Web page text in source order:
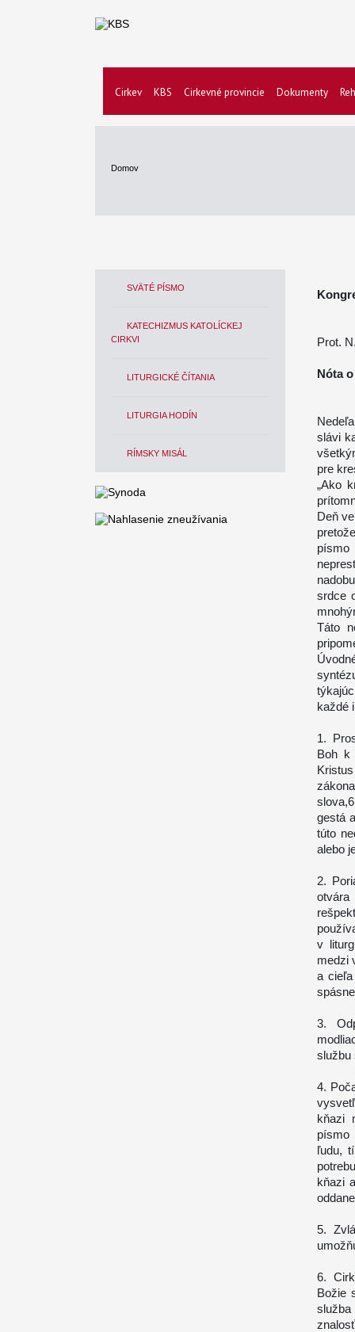
Cirkev KBS Cirkevné provincie Dokumenty
Domov
SVÄTÉ PÍSMO
KATECHIZMUS KATOLÍCKEJ
CIRKVI
LITURGICKÉ ČÍTANIA
LITURGIA HODÍN
RÍMSKY MISÁL
Prot.
Nóta
slávi
pre
„Ako
Deň
srdce
Táto
každé
1.
Boh k
gestá
túto
alebo
2.
otvára
v
medzi
a cieľa
3.
službu
4.
kňazi
písmo
ľudu,
kňazi
5.
6.
Božie